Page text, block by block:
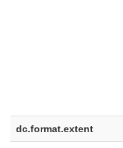
dc.format.extent